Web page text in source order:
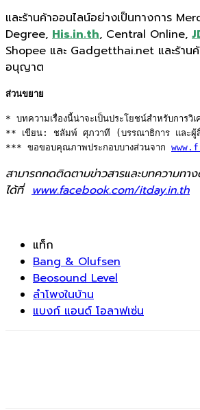
และร้านค้าออนไลน์อย่างเป็นทางการ
Degree, His.in.th, Central Online,
Shopee และ Gadgetthai.net และร้าน
อนุญาต
ส่วนขยาย
* บทความเรื่องนี้น่าจะเป็นประโยชน์สำหรับการวิ
** เขียน: ชลัมพ์ ศุภวาที (บรรณาธิการ และผู้
*** ขอขอบคุณภาพประกอบบางส่วนจาก
สามารถกดติดตามข่าวสารและบทความทาง
ได้ที่ www.facebook.com/itday.in.th
แท็ก
Bang & Olufsen
Beosound Level
ลำโพงในบ้าน
แบงก์ แอนด์ โอลาฟเซ่น